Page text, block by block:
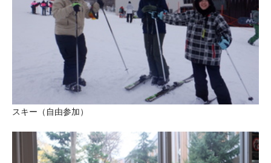
スキー（自由参加）